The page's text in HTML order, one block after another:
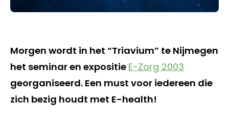
Morgen wordt in het “Triavium” te Nijmegen
het seminar en expositie E-Zorg 2003
georganiseerd. Een must voor iedereen die
zich bezig houdt met E-health!